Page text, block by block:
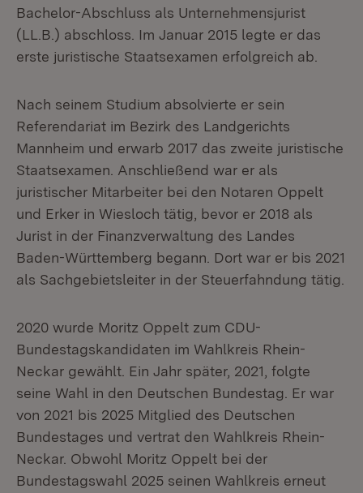
Bachelor-Abschluss als Unternehmensjurist
(LL.B.) abschloss. Im Januar 2015 legte er das
erste juristische Staatsexamen erfolgreich ab.
Nach seinem Studium absolvierte er sein
Referendariat im Bezirk des Landgerichts
Mannheim und erwarb 2017 das zweite juristische
Staatsexamen. Anschließend war er als
juristischer Mitarbeiter bei den Notaren Oppelt
und Erker in Wiesloch tätig, bevor er 2018 als
Jurist in der Finanzverwaltung des Landes
Baden-Württemberg begann. Dort war er bis 2021
als Sachgebietsleiter in der Steuerfahndung tätig.
2020 wurde Moritz Oppelt zum CDU-
Bundestagskandidaten im Wahlkreis Rhein-
Neckar gewählt. Ein Jahr später, 2021, folgte
seine Wahl in den Deutschen Bundestag. Er war
von 2021 bis 2025 Mitglied des Deutschen
Bundestages und vertrat den Wahlkreis Rhein-
Neckar. Obwohl Moritz Oppelt bei der
Bundestagswahl 2025 seinen Wahlkreis erneut